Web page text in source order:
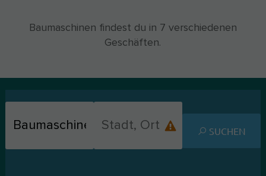
Baumaschinen findest du in 7 verschiedenen
Geschäften.
SUCHEN